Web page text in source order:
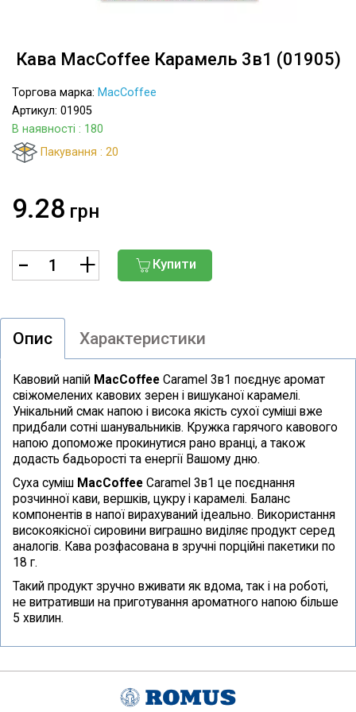
Кава MacCoffee Карамель 3в1 (01905)
Торгова марка: MacCoffee
Артикул: 01905
В наявності : 180
Пакування : 20
9.28 грн
Купити
Опис Характеристики
Кавовий напій MacCoffee Caramel 3в1 поєднує аромат
свіжомелених кавових зерен і вишуканої карамелі.
Унікальний смак напою і висока якість сухої суміші вже
придбали сотні шанувальників. Кружка гарячого кавового
напою допоможе прокинутися рано вранці, а також
додасть бадьорості та енергії Вашому дню.
Суха суміш MacCoffee Caramel 3в1 це поєднання
розчинної кави, вершків, цукру і карамелі. Баланс
компонентів в напої вирахуваний ідеально. Використання
високоякісної сировини виграшно виділяє продукт серед
аналогів. Кава розфасована в зручні порційні пакетики по
18 г.
Такий продукт зручно вживати як вдома, так і на роботі,
не витративши на приготування ароматного напою більше
5 хвилин.